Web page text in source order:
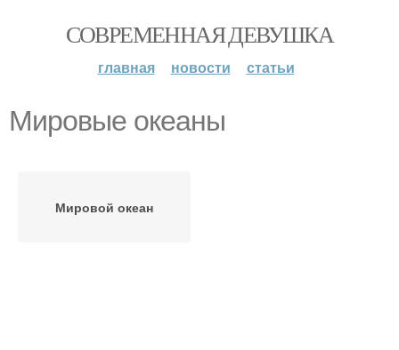
СОВРЕМЕННАЯ ДЕВУШКА
главная новости статьи
Мировые океаны
Мировой океан